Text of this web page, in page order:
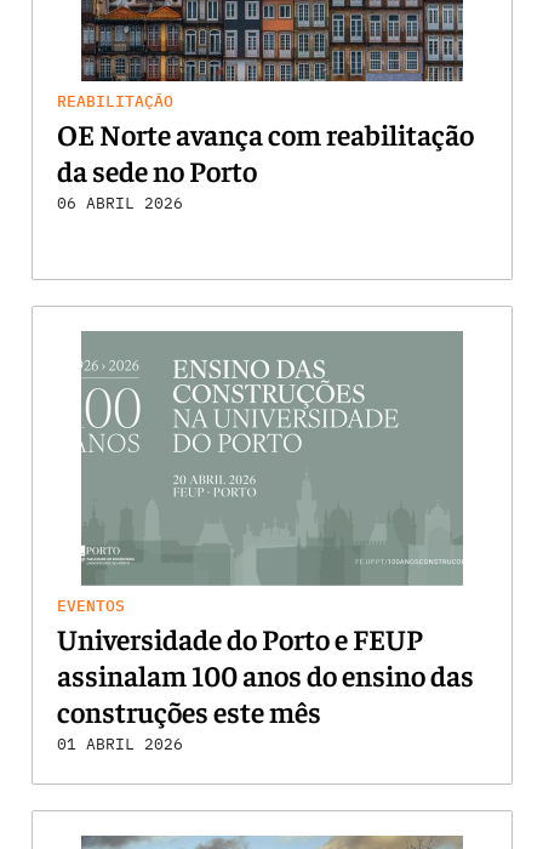
REABILITAÇÃO
OE Norte avança com reabilitação
da sede no Porto
06 ABRIL 2026
EVENTOS
Universidade do Porto e FEUP
assinalam 100 anos do ensino das
construções este mês
01 ABRIL 2026